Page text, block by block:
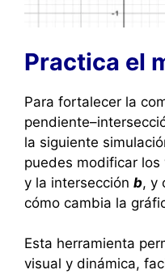
Practica el
Para fortalecer la
la siguiente
puedes modificar
y la intersección b, y
cómo cambia la
Esta herramienta
visual y dinámica,